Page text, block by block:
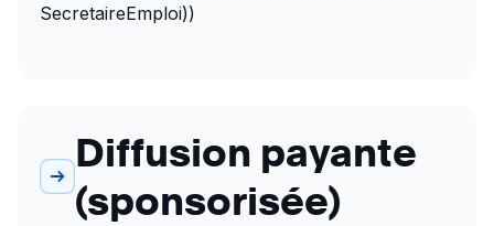
SecretaireEmploi))
Diffusion payante
(sponsorisée)